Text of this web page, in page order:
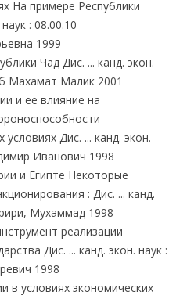
На примере Республики
: 08.00.10
1999
Чад Дис. ... канд. экон.
Махамат Малик 2001
и ее влияние на
Дис. ... канд. экон.
Иванович 1998
и Египте Некоторые
: Дис. ... канд.
Мухаммад 1998
реализации
Дис. ... канд. экон. наук :
1998
в условиях экономических